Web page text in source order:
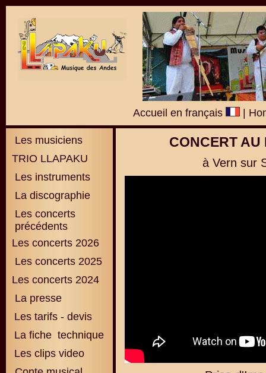
Accueil en français
Les musiciens
TRIO LLAPAKU
Les instruments
La discographie
Les concerts
précédents
Les concerts 2026
Les concerts 2025
Les concerts 2024
La presse
Les tarifs - devis
La fiche technique
Les clips video
CONCERT AU
à Vern sur